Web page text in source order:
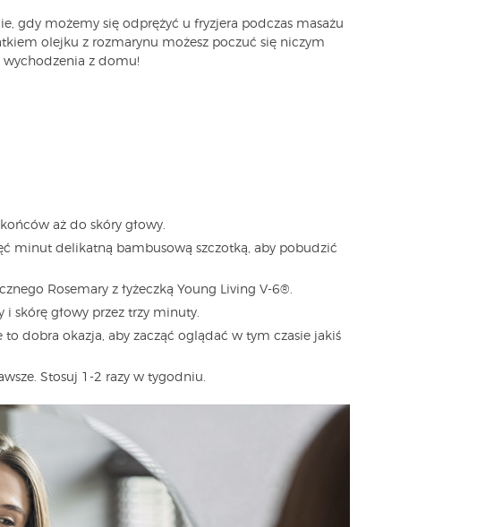
gdy możemy się odprężyć u fryzjera podczas masażu
olejku z rozmarynu możesz poczuć się niczym
wychodzenia z domu!
aż do skóry głowy.
minut delikatną bambusową szczotką, aby pobudzić
Rosemary z łyżeczką Young Living V-6®.
skórę głowy przez trzy minuty.
to dobra okazja, aby zacząć oglądać w tym czasie jakiś
Stosuj 1-2 razy w tygodniu.